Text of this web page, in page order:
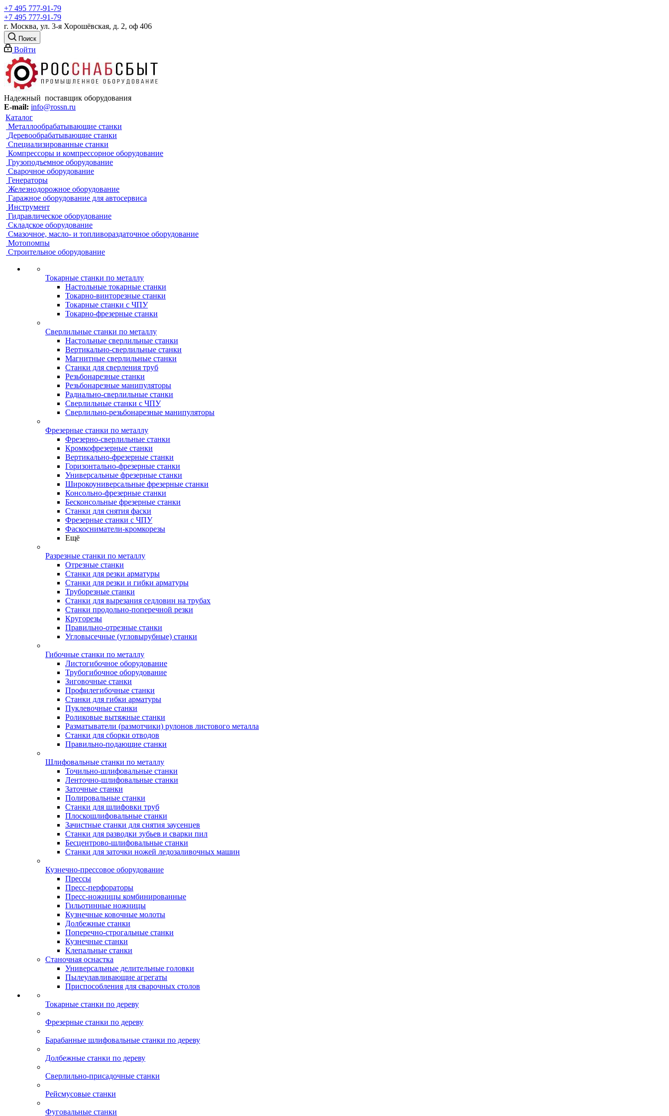
+7 495 777-91-79
+7 495 777-91-79
г. Москва, ул. 3-я Хорошёвская, д. 2, оф 406
Поиск
Войти
Надежный поставщик оборудования
E-mail: info@rossn.ru
Каталог
Металлообрабатывающие станки
Деревообрабатывающие станки
Специализированные станки
Компрессоры и компрессорное оборудование
Грузоподъемное оборудование
Сварочное оборудование
Генераторы
Железнодорожное оборудование
Гаражное оборудование для автосервиса
Инструмент
Гидравлическое оборудование
Складское оборудование
Смазочное, масло- и топливораздаточное оборудование
Мотопомпы
Строительное оборудование
Токарные станки по металлу
Настольные токарные станки
Токарно-винторезные станки
Токарные станки с ЧПУ
Токарно-фрезерные станки
Сверлильные станки по металлу
Настольные сверлильные станки
Вертикально-сверлильные станки
Магнитные сверлильные станки
Станки для сверления труб
Резьбонарезные станки
Резьбонарезные манипуляторы
Радиально-сверлильные станки
Сверлильные станки с ЧПУ
Сверлильно-резьбонарезные манипуляторы
Фрезерные станки по металлу
Фрезерно-сверлильные станки
Кромкофрезерные станки
Вертикально-фрезерные станки
Горизонтально-фрезерные станки
Универсальные фрезерные станки
Широкоуниверсальные фрезерные станки
Консольно-фрезерные станки
Бесконсольные фрезерные станки
Станки для снятия фаски
Фрезерные станки с ЧПУ
Фаскосниматели-кромкорезы
Ещё
Разрезные станки по металлу
Отрезные станки
Станки для резки арматуры
Станки для резки и гибки арматуры
Труборезные станки
Станки для вырезания седловин на трубаx
Станки продольно-поперечной резки
Кругорезы
Правильно-отрезные станки
Угловысечные (угловырубные) станки
Гибочные станки по металлу
Листогибочное оборудование
Трубогибочное оборудование
Зиговочные станки
Профилегибочные станки
Станки для гибки арматуры
Пуклевочные станки
Роликовые вытяжные станки
Разматыватели (размотчики) рулонов листового металла
Станки для сборки отводов
Правильно-подающие станки
Шлифовальные станки по металлу
Точильно-шлифовальные станки
Ленточно-шлифовальные станки
Заточные станки
Полировальные станки
Станки для шлифовки труб
Плоскошлифовальные станки
Зачистные станки для снятия заусенцев
Станки для разводки зубьев и сварки пил
Бесцентрово-шлифовальные станки
Станки для заточки ножей ледозаливочных машин
Кузнечно-прессовое оборудование
Прессы
Пресс-перфораторы
Пресс-ножницы комбинированные
Гильотинные ножницы
Кузнечные ковочные молоты
Долбежные станки
Поперечно-строгальные станки
Кузнечные станки
Клепальные станки
Станочная оснастка
Универсальные делительные головки
Пылеулавливающие агрегаты
Приспособления для сварочных столов
Токарные станки по дереву
Фрезерные станки по дереву
Барабанные шлифовальные станки по дереву
Долбежные станки по дереву
Сверлильно-присадочные станки
Рейсмусовые станки
Фуговальные станки